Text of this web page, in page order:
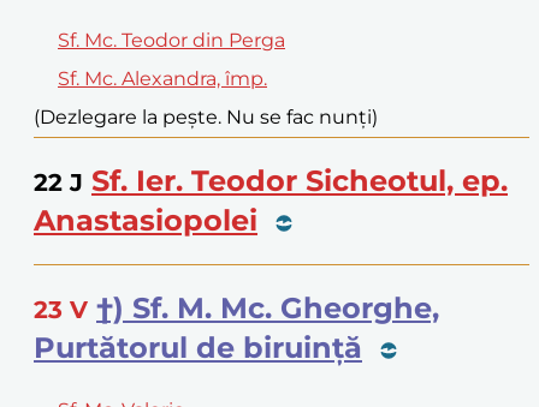
Sf. Mc. Teodor din Perga
Sf. Mc. Alexandra, împ.
(Dezlegare la pește. Nu se fac nunți)
22 J Sf. Ier. Teodor Sicheotul, ep.
Anastasiopolei
23 V †) Sf. M. Mc. Gheorghe,
Purtătorul de biruință